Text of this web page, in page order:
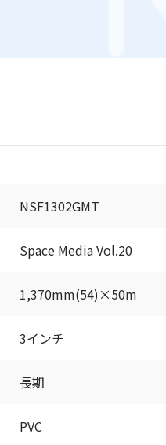
NSF1302GMT
Space Media Vol.20
1,370mm(54)×50m
3インチ
長期
PVC